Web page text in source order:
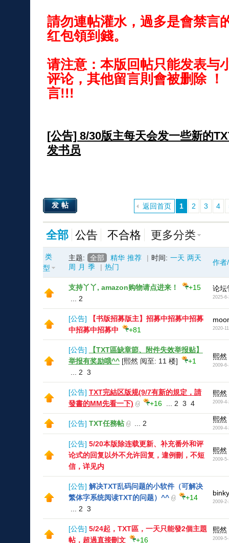
請勿連帖灌水，過多是會禁言
红包領到錢。
请注意：本版回帖只能发表与
评论，其他留言則會被删除 ！
言!!!
[公告] 8/30版主每天会发一些新的
发书员
1 2 3 4
返回首页
发帖
全部 公告 不合格 更多分类
类
型
主题: 全部 精华 推荐 | 时间: 一天 两天
周
月 季 | 热门
作者
支持丫丫, amazon购物请点进来！
+15
2
论坛
2025-6-
[公告]
【书版招募版主】招募中招募中招募
中招募中招募中
+81 2020-
[公告]
【TXT區缺章節、附件失效举报贴】
举报有奖励哦^^ [熙然 阅至: 11 楼]
+1
2 3
熙然
2009-
[公告] TXT完結区版规(9/7有新的規定，請
發書的MM先看一下)
+16 2 3 4
熙然
2009-
[公告] TXT任務帖 2 熙然
2009-
[公告] 5/20本版除连载更新、补充番外和评
论式的回复以外不允许回复，違例刪，不短
信，详见内
熙然
2009-
[公告] 解决TXT乱码问题的小软件（可解决
繁体字系统阅读TXT的问题）^^
+14
2 3
binky
2009-
[公告] 5/24起，TXT區，一天只能發2個主題
帖，超過直接刪文
+16
熙然
2009-